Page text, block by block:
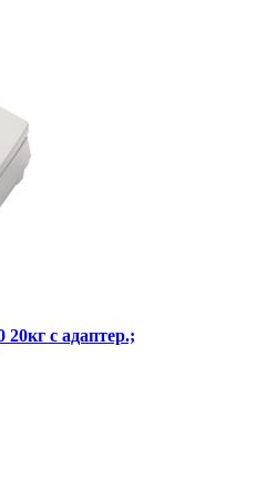
с адаптер.;